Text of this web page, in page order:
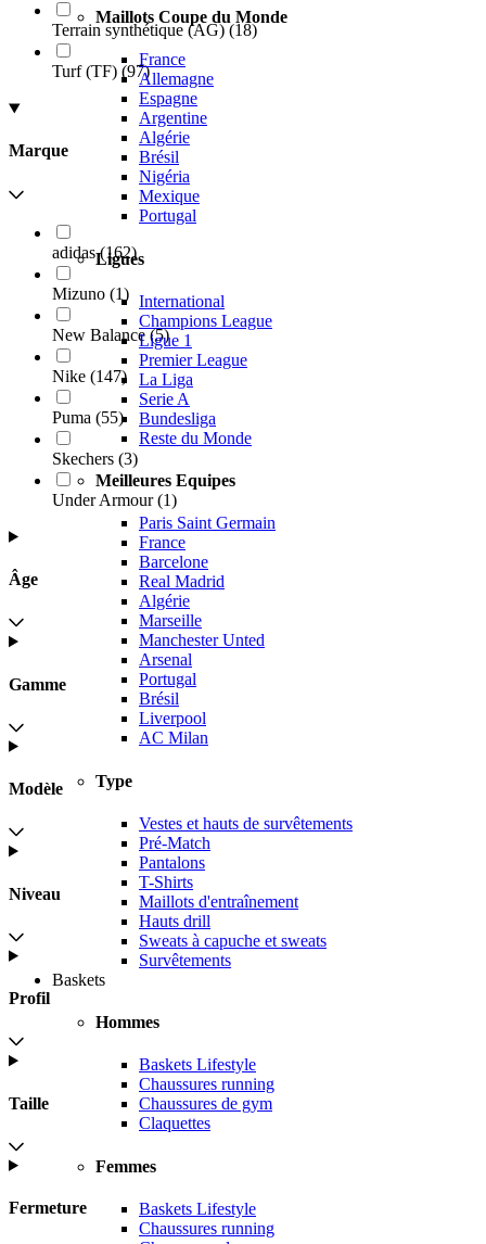
Maillots Coupe du Monde
France
Allemagne
Espagne
Argentine
Algérie
Brésil
Nigéria
Mexique
Portugal
Ligues
International
Champions League
Ligue 1
Premier League
La Liga
Serie A
Bundesliga
Reste du Monde
Meilleures Equipes
Paris Saint Germain
France
Barcelone
Real Madrid
Algérie
Marseille
Manchester Unted
Arsenal
Portugal
Brésil
Liverpool
AC Milan
Type
Vestes et hauts de survêtements
Pré-Match
Pantalons
T-Shirts
Maillots d'entraînement
Hauts drill
Sweats à capuche et sweats
Survêtements
Baskets
Hommes
Baskets Lifestyle
Chaussures running
Chaussures de gym
Claquettes
Femmes
Baskets Lifestyle
Chaussures running
Terrain synthétique (AG) (18)
Turf (TF) (97)
Marque
adidas (162)
Mizuno (1)
New Balance (5)
Nike (147)
Puma (55)
Skechers (3)
Under Armour (1)
Âge
Gamme
Modèle
Niveau
Profil
Taille
Fermeture